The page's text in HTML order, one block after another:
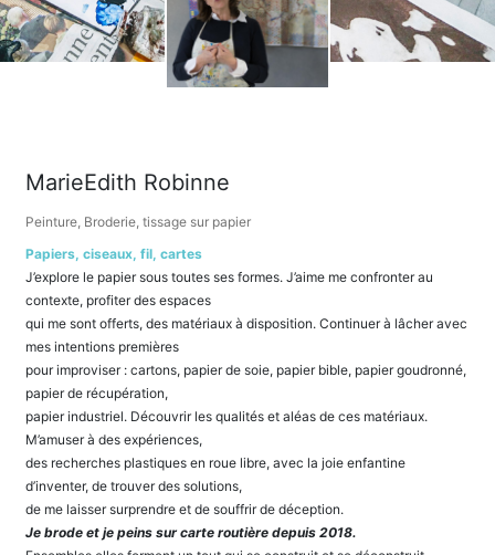
MarieEdith Robinne
Peinture, Broderie, tissage sur papier
Papiers, ciseaux, fil, cartes
J’explore le papier sous toutes ses formes. J’aime me confronter au
contexte, profiter des espaces
qui me sont offerts, des matériaux à disposition. Continuer à lâcher avec
mes intentions premières
pour improviser : cartons, papier de soie, papier bible, papier goudronné,
papier de récupération,
papier industriel. Découvrir les qualités et aléas de ces matériaux.
M’amuser à des expériences,
des recherches plastiques en roue libre, avec la joie enfantine
d’inventer, de trouver des solutions,
de me laisser surprendre et de souffrir de déception.
Je brode et je peins sur carte routière depuis 2018.